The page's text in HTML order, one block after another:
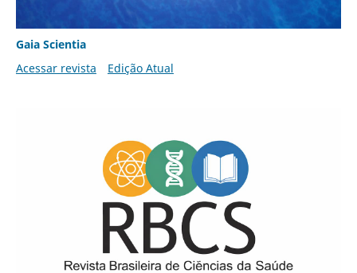
Gaia Scientia
Acessar revista
Edição Atual